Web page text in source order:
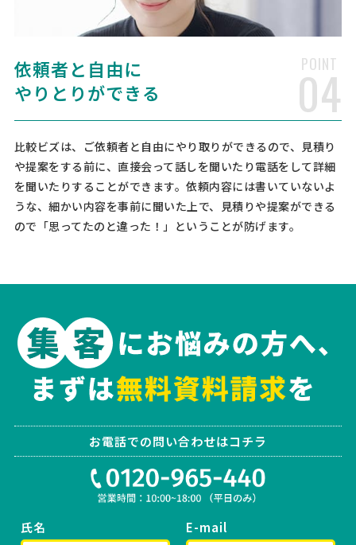
POINT
04
依頼者と自由に
やりとりができる
比較ビズは、ご依頼者と自由にやり取りができるので、見積り
や提案をする前に、直接会って話しを聞いたり電話をして詳細
を聞いたりすることができます。依頼内容には書いていないよ
うな、細かい内容を事前に聞いた上で、見積りや提案ができる
ので「思ってたのと違った！」ということが防げます。
お電話での問い合わせはコチラ
氏名 E-mail
1. 登記したい不動産は土地・建物のどちらですか。（複数ある場合
は件数もお願いします。） →マンション …
司法書士への相談・問合せ
司法書士 > 司法書士
相談して決めたい
[相談の種類] 不動産登記 [事業の場合選択] [対応スピード] 近いうち
[相談内容] 中古不動産の購入に伴い、所有権移転登記と抵当権の設定
を依頼できる司法書士さんを探しております。 お手数ですが、お見積
りをご提示いただけますでしょうか。 [ご希 …
【不動産登記】司法書士への相談・問合せ
総額予算 相談して決めたい 依頼地域 東京都
内容] 離婚するので、住宅ローンを夫単独から私単独に変更します。そ
の際の抵当権設定、所有権移転（財産分与）、所有権変更等する為、
見積もりを比較したく申し込みました。 [ご …
司法書士への相談・問合せ
司法書士 > 司法書士
相談して決めたい 依頼地域
[相談の種類] 不動産登記 [事業の場合選択] [対応スピード] 近いうち
[相談内容] 親が亡くなり 実家の団地を相続することになりました。手
続きをお願いしたいです。戸籍謄本や 固定資産評価証明書はすでに取
得しています [ご希望・ご要望] 平日 日中 …